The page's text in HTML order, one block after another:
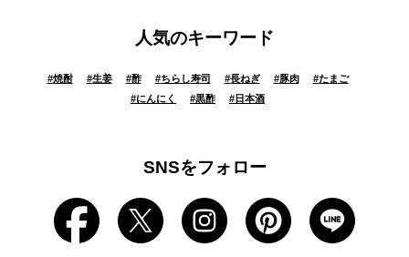
人気のキーワード
#焼酎 #生姜 #酢 #ちらし寿司 #長ねぎ #豚肉 #たまご
#にんにく #黒酢 #日本酒
SNSをフォロー